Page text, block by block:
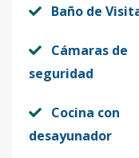
Baño de
Cámaras de
seguridad
Cocina con
desayunador